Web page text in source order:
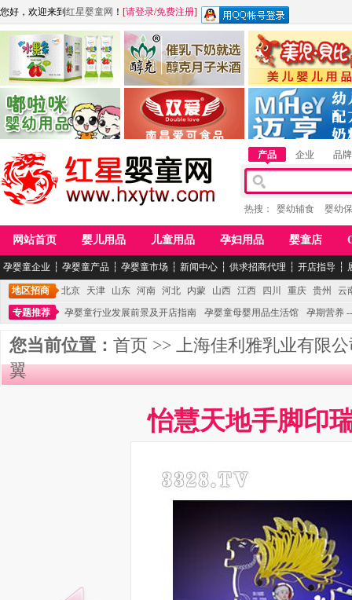
您好，欢迎来到 红星婴童网 ！ [请登录/免费注册]
江西麦嘟嘟食品有限公司
青岛嘟啦咪婴幼儿用品公司
江西醇之客月子米酒 惠州市美儿婴儿用品
湖南迈亨母婴用品有限
产品 企业 品牌
热搜： 婴幼辅食 婴幼
网站首页 婴儿用品 儿童用品 孕妇用品 婴童店
孕婴童企业 ┆ 孕婴童产品 ┆ 孕婴童市场 ┆ 新闻中心 ┆ 供求招商代理 ┆ 开店指导 ┆
地区招商 北京 天津 山东 河南 河北 内蒙 山西 江西 四川 重庆 贵州
云
专题推荐
孕婴童行业发展前景及开店指南 孕婴童母婴用品生活馆 孕期营养
您当前位置： 首页 >> 上海佳利雅乳业有限
翼
怡慧天地手脚印